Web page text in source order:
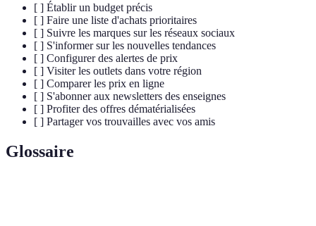
[ ] Établir un budget précis
[ ] Faire une liste d'achats prioritaires
[ ] Suivre les marques sur les réseaux sociaux
[ ] S'informer sur les nouvelles tendances
[ ] Configurer des alertes de prix
[ ] Visiter les outlets dans votre région
[ ] Comparer les prix en ligne
[ ] S'abonner aux newsletters des enseignes
[ ] Profiter des offres dématérialisées
[ ] Partager vos trouvailles avec vos amis
Glossaire